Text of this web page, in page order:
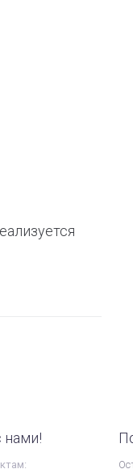
нами!